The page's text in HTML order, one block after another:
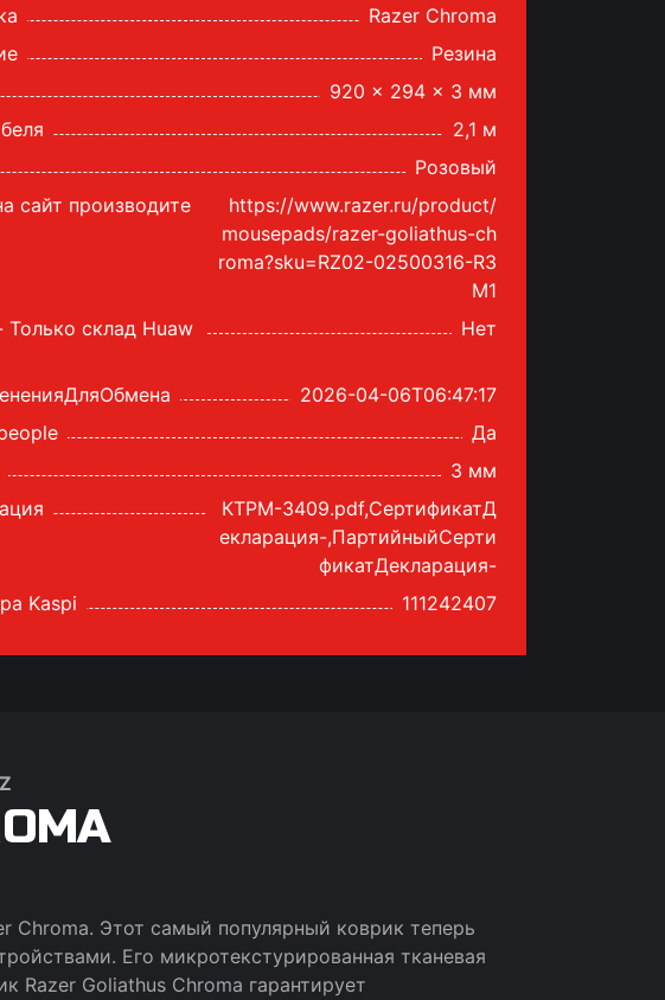
мыши Steelseries QCK 3XL
Добавить
33 990тг
сравнить сообщить
Razer Chroma
Резина
920 x 294 x 3 мм
2,1 м
Розовый
сайт производите
https://www.razer.ru/product/
mousepads/razer-goliathus-ch
roma?sku=RZ02-02500316-R3
M1
Только склад Huaw
Нет
2026-04-06T06:47:17
Да
3 мм
КТРМ-3409.pdf,СертификатД
екларация-,ПартийныйСерти
фикатДекларация-
Kaspi
111242407
Chroma. Этот самый популярный коврик теперь
Его микротекстурированная тканевая
Razer Goliathus Chroma гарантирует